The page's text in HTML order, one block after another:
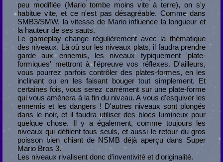
peu modifiée (Mario tombe moins vite à terre), on s'y
habitue vite, et ce n'est pas désagréable. Comme dans
SMB3/SMW, la vitesse de Mario influence la longueur et
la hauteur de ses sauts.
Le gameplay change régulièrement avec la thématique
des niveaux. Là où sur les niveaux plats, il faudra prendre
garde aux ennemis, les niveaux typiquement 'plate-
formiques' mettront à l'épreuve vos réflexes. D'ailleurs,
vous pourrez parfois contrôler des plates-formes, en les
inclinant ou en les faisant bouger tout simplement. Et
certaines fois, vous serez carrément sur une plate-forme
qui vous amènera à la fin du niveau. A vous d'esquiver les
ennemis et les dangers ! D'autres niveaux sont plongés
dans le noir, et il faudra utiliser des blocs lumineux pour
quelque chose. Il y a également, comme toujours les
niveaux qui défilent tous seuls, et aussi le retour du gros
poisson bien chiant de NSMB déjà aperçu dans Super
Mario Bros 3.
Les niveaux rivalisent donc d'inventivité et d'originalité.